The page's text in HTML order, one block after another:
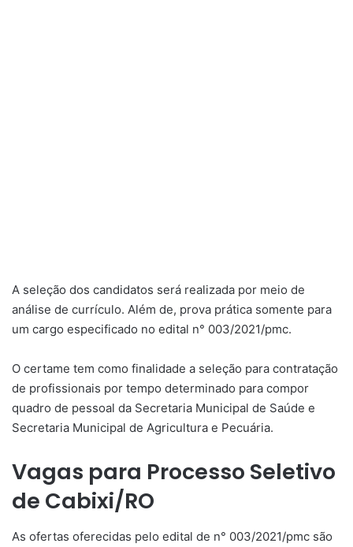
A seleção dos candidatos será realizada por meio de
análise de currículo. Além de, prova prática somente para
um cargo especificado no edital n° 003/2021/pmc.
O certame tem como finalidade a seleção para contratação
de profissionais por tempo determinado para compor
quadro de pessoal da Secretaria Municipal de Saúde e
Secretaria Municipal de Agricultura e Pecuária.
Vagas para Processo Seletivo
de Cabixi/RO
As ofertas oferecidas pelo edital de n° 003/2021/pmc são